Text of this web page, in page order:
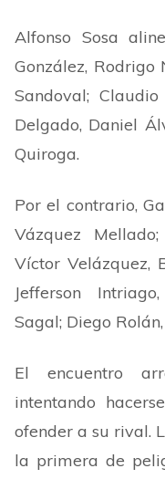
Alfonso Sosa
González,
Sandoval;
Delgado, Daniel
Quiroga.
Por el contrario,
Vázquez
Víctor Velázquez,
Jefferson
Sagal; Diego
El encuentro
intentando
ofender a su rival.
la primera de